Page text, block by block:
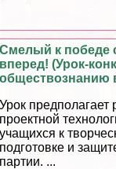
Смелый к победе
вперед! (Урок-
обществознанию
Урок предполагает
проектной
учащихся к
подготовке и
партии. ...